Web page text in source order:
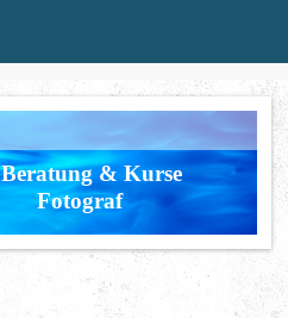
Beratung & Kurse
Fotograf